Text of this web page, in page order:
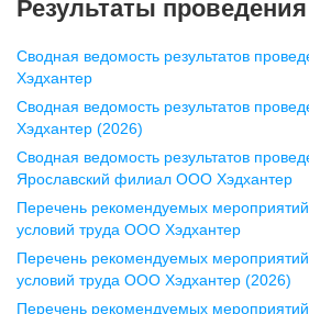
pr@nn.hh.ru
Воронеж
ул. Комиссаржевской, д. 10,
офис 1212
+7 473 280-05-05
pr@vrn.hh.ru
ул. Спартаковская, д. 2А, этаж 3,
помещение 15
Результаты
Сводная ведомость результатов
Хэдхантер
Сводная ведомость результатов
Хэдхантер (2026)
Сводная ведомость результатов
Ярославский филиал ООО Хэдхантер
Перечень рекомендуемых
условий труда ООО Хэдхантер
Перечень рекомендуемых
условий труда ООО Хэдхантер (2026)
Перечень рекомендуемых